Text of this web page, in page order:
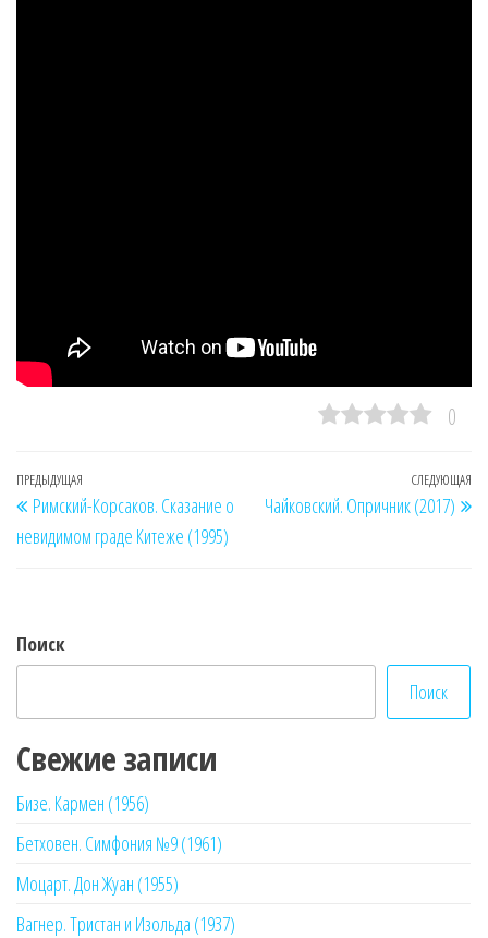
0
Навигация
по
записям
Предыдущая
запись
ПРЕДЫДУЩАЯ
Римский-Корсаков. Сказание о
невидимом граде Китеже (1995)
СЛЕДУЮЩАЯ
Чайковский. Опричник (2017)
Поиск
Поиск
Свежие записи
Бизе. Кармен (1956)
Бетховен. Симфония №9 (1961)
Моцарт. Дон Жуан (1955)
Вагнер. Тристан и Изольда (1937)